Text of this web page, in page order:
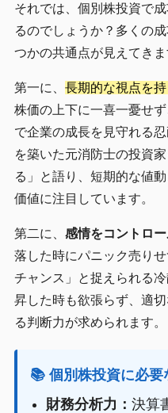
それでは、個別株投資で
るのでしょうか？多くの
つかの共通点が見えてきま
第一に、 長期的な視点を
株価の上下に一喜一憂せ
で企業の成長を見守れる
を築いた元消防士の投資
る」と語り、短期的な値
価値に注目しています。
第二に、 感情をコントロ
落した時にパニック売り
チャンス」と捉えられる
昇した時も欲張らず、適
る判断力が求められます。
📚 個別株投資に必要
財務分析力： 決算